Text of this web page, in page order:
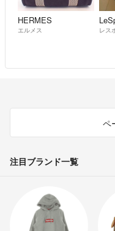
HERMES
エルメス レス
ペ
注目ブランド一覧